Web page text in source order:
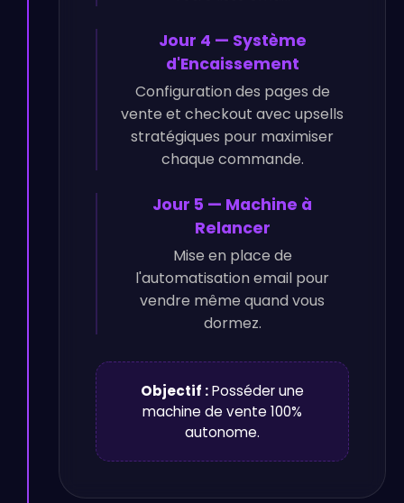
Jour 4 — Système
d'Encaissement
Configuration des pages de
vente et checkout avec upsells
stratégiques pour maximiser
chaque commande.
Jour 5 — Machine à
Relancer
Mise en place de
l'automatisation email pour
vendre même quand vous
dormez.
Objectif :Posséder une
machine de vente 100%
autonome.